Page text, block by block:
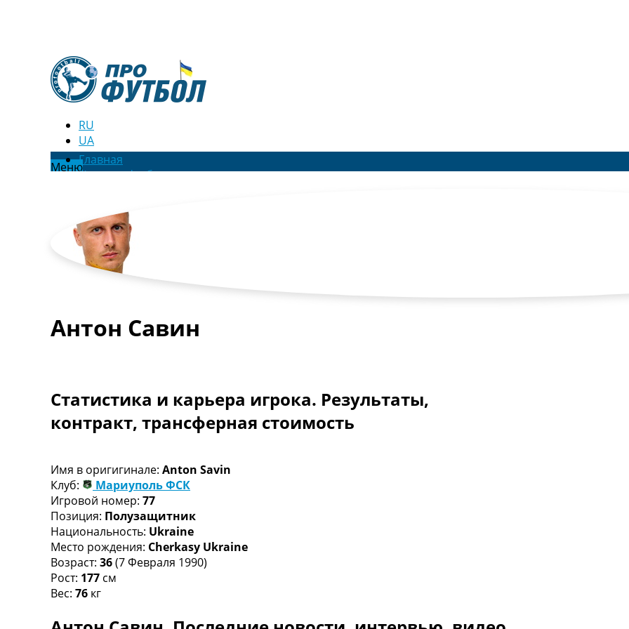
RU
UA
МенюГлавная
Новости футбола
Новости футбола Украины
Последние комментарии
Конкурс прогнозов
Логин
Рейтинги
Турниры
Англия. Премьер Лига
Испания. Ла Лига
Другие Турниры >>>
Таблицы групп Чемпионата Мира
Украина. Премьер-Лига
Украина. Первая Лига
Лига Чемпионов. Таблицы групп
Англия. Премьер-Лига
Испания. Ла Лига
Все таблицы >>>
Рейтинги
Рейтинг ФИФА
Антон Савин
Статистика и карьера игрока. Результаты,
контракт, трансферная стоимость
Имя в оригигинале: Anton Savin
Клуб:
Мариуполь ФСК
Игровой номер: 77
Позиция: Полузащитник
Национальность: Ukraine
Место рождения: Cherkasy Ukraine
Возраст: 36(7 Февраля 1990)
Рост: 177 см
Вес: 76 кг